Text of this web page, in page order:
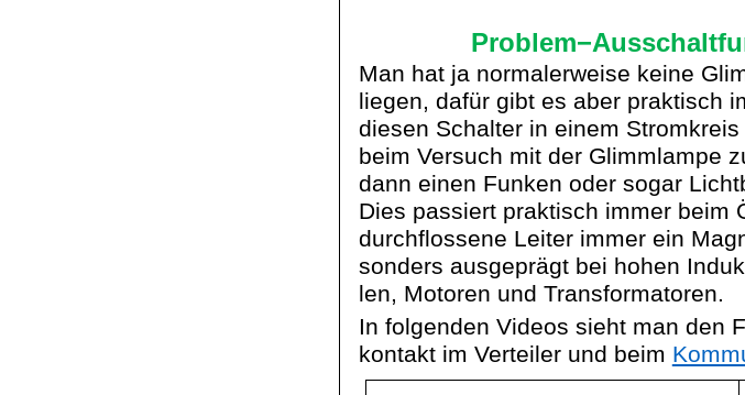
Man hat ja normalerweise keine
liegen, dafür gibt es aber praktisch
diesen Schalter in einem
beim Versuch mit der Glimmlampe
dann einen Funken oder sogar
Dies passiert praktisch immer beim
durchflossene Leiter immer ein
sonders ausgeprägt bei hohen
len, Motoren und Transformatoren.
In folgenden Videos sieht man den
kontakt im Verteiler und beim